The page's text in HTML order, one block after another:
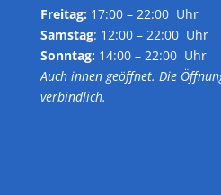
Freitag: 17:00 – 22:00 Uhr
Samstag: 12:00 – 22:00 Uhr
Sonntag: 14:00 – 22:00 Uhr
Auch innen geöffnet. Die
verbindlich.